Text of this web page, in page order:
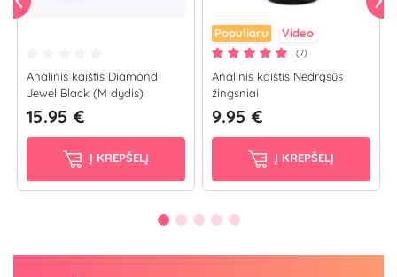
Analinis kaištis Diamond
Jewel Black (M dydis)
15.95 €
Į KREPŠELĮ
Populiaru Video
(7)
Analinis kaištis Nedrąsūs
žingsniai
9.95 €
Į KREPŠELĮ